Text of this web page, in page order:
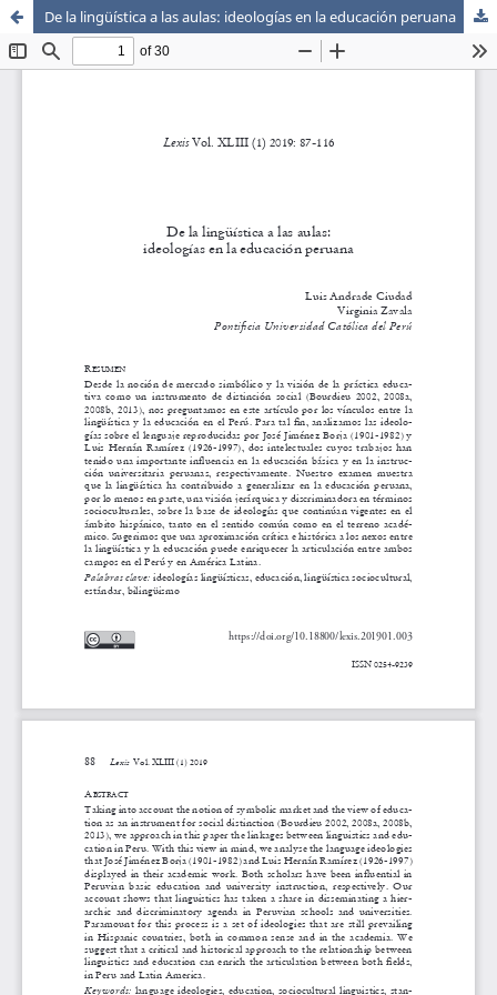
De la lingüística a las aulas: ideologías en la educación peruana